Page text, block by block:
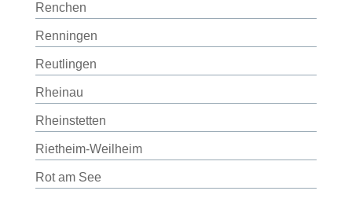
Renchen
Renningen
Reutlingen
Rheinau
Rheinstetten
Rietheim-Weilheim
Rot am See